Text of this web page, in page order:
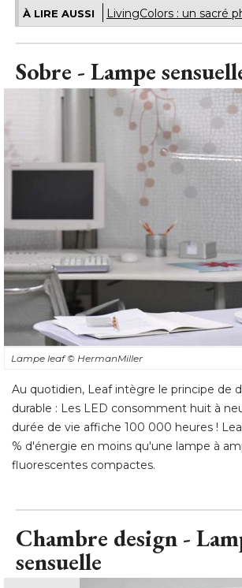
À LIRE AUSSI LivingColors : un sacré
Sobre - Lampe
Lampe leaf© HermanMiller
Au quotidien, Leaf intègre le principe de
durable : Les LED consomment huit à
durée de vie affiche 100 000 heures !
% d'énergie en moins qu'une lampe à
fluorescentes compactes.
Chambre design -
sensuelle